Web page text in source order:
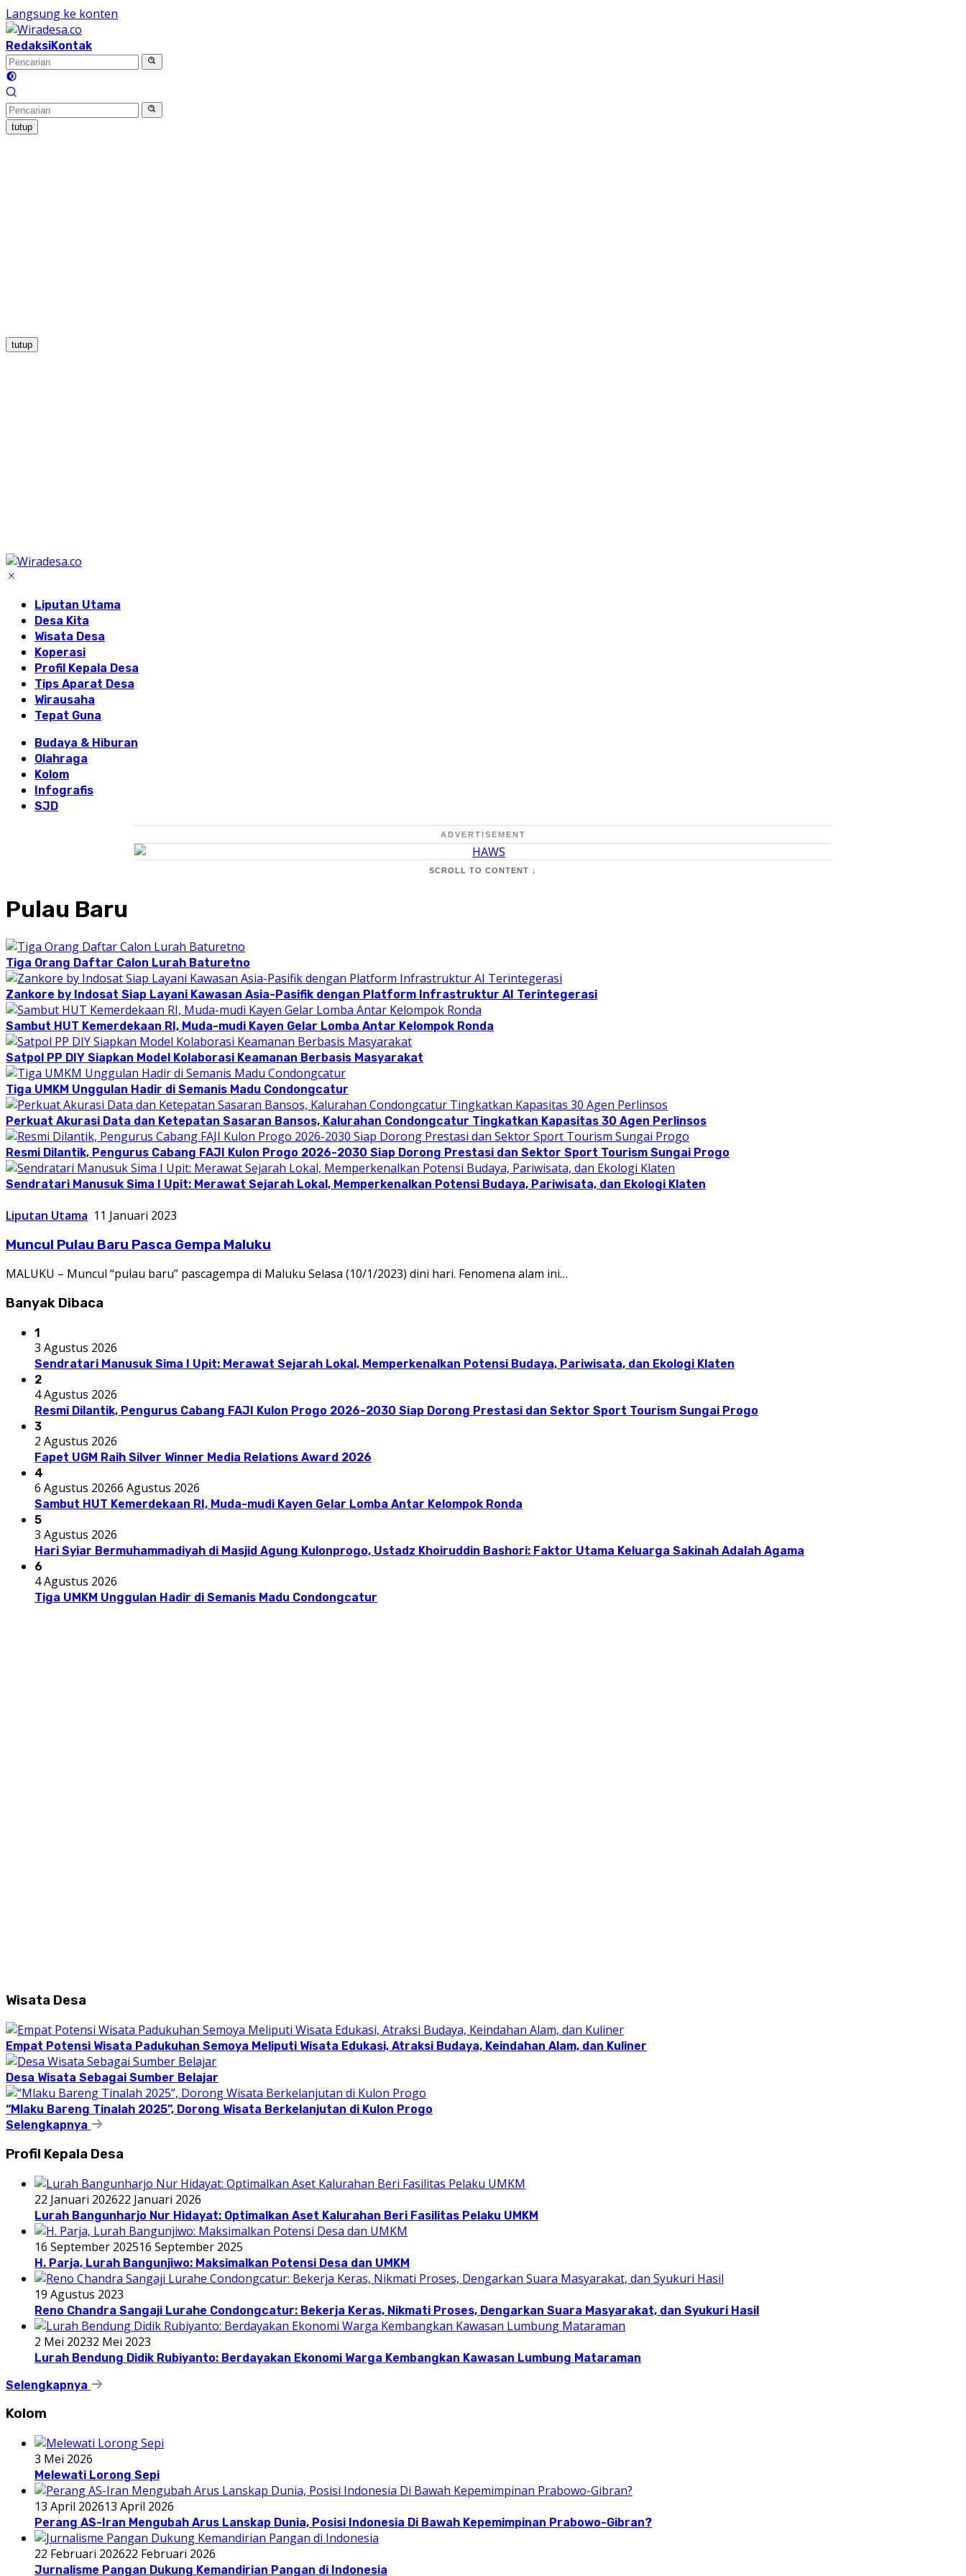
Langsung ke konten
RedaksiKontak
tutup
tutup
Liputan Utama
Desa Kita
Wisata Desa
Koperasi
Profil Kepala Desa
Tips Aparat Desa
Wirausaha
Tepat Guna
Budaya & Hiburan
Olahraga
Kolom
Infografis
SJD
ADVERTISEMENT
SCROLL TO CONTENT ↓
Pulau Baru
Tiga Orang Daftar Calon Lurah Baturetno
Zankore by Indosat Siap Layani Kawasan Asia-Pasifik dengan Platform Infrastruktur AI Terintegerasi
Sambut HUT Kemerdekaan RI, Muda-mudi Kayen Gelar Lomba Antar Kelompok Ronda
Satpol PP DIY Siapkan Model Kolaborasi Keamanan Berbasis Masyarakat
Tiga UMKM Unggulan Hadir di Semanis Madu Condongcatur
Perkuat Akurasi Data dan Ketepatan Sasaran Bansos, Kalurahan Condongcatur Tingkatkan Kapasitas 30 Agen Perlinsos
Resmi Dilantik, Pengurus Cabang FAJI Kulon Progo 2026-2030 Siap Dorong Prestasi dan Sektor Sport Tourism Sungai Progo
Sendratari Manusuk Sima I Upit: Merawat Sejarah Lokal, Memperkenalkan Potensi Budaya, Pariwisata, dan Ekologi Klaten
Liputan Utama 11 Januari 2023
Muncul Pulau Baru Pasca Gempa Maluku
MALUKU – Muncul “pulau baru” pascagempa di Maluku Selasa (10/1/2023) dini hari. Fenomena alam ini…
Banyak Dibaca
1
3 Agustus 2026
Sendratari Manusuk Sima I Upit: Merawat Sejarah Lokal, Memperkenalkan Potensi Budaya, Pariwisata, dan Ekologi Klaten
2
4 Agustus 2026
Resmi Dilantik, Pengurus Cabang FAJI Kulon Progo 2026-2030 Siap Dorong Prestasi dan Sektor Sport Tourism Sungai Progo
3
2 Agustus 2026
Fapet UGM Raih Silver Winner Media Relations Award 2026
4
6 Agustus 20266 Agustus 2026
Sambut HUT Kemerdekaan RI, Muda-mudi Kayen Gelar Lomba Antar Kelompok Ronda
5
3 Agustus 2026
Hari Syiar Bermuhammadiyah di Masjid Agung Kulonprogo, Ustadz Khoiruddin Bashori: Faktor Utama Keluarga Sakinah Adalah Agama
6
4 Agustus 2026
Tiga UMKM Unggulan Hadir di Semanis Madu Condongcatur
Wisata Desa
Empat Potensi Wisata Padukuhan Semoya Meliputi Wisata Edukasi, Atraksi Budaya, Keindahan Alam, dan Kuliner
Desa Wisata Sebagai Sumber Belajar
“Mlaku Bareng Tinalah 2025”, Dorong Wisata Berkelanjutan di Kulon Progo
Selengkapnya
Profil Kepala Desa
22 Januari 202622 Januari 2026
Lurah Bangunharjo Nur Hidayat: Optimalkan Aset Kalurahan Beri Fasilitas Pelaku UMKM
16 September 202516 September 2025
H. Parja, Lurah Bangunjiwo: Maksimalkan Potensi Desa dan UMKM
19 Agustus 2023
Reno Chandra Sangaji Lurahe Condongcatur: Bekerja Keras, Nikmati Proses, Dengarkan Suara Masyarakat, dan Syukuri Hasil
2 Mei 20232 Mei 2023
Lurah Bendung Didik Rubiyanto: Berdayakan Ekonomi Warga Kembangkan Kawasan Lumbung Mataraman
Selengkapnya
Kolom
3 Mei 2026
Melewati Lorong Sepi
13 April 202613 April 2026
Perang AS-Iran Mengubah Arus Lanskap Dunia, Posisi Indonesia Di Bawah Kepemimpinan Prabowo-Gibran?
22 Februari 202622 Februari 2026
Jurnalisme Pangan Dukung Kemandirian Pangan di Indonesia